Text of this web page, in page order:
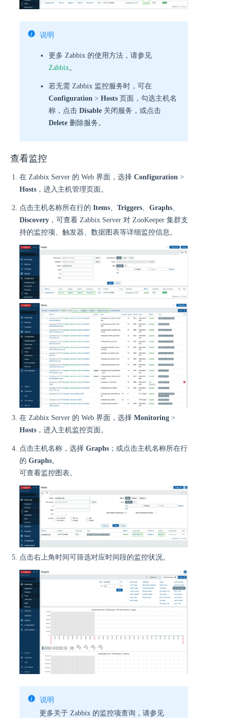
说明
更多 Zabbix 的使用方法，请参见
Zabbix。
若无需 Zabbix 监控服务时，可在
Configuration > Hosts 页面，勾选主机名
称，点击 Disable 关闭服务，或点击
Delete 删除服务。
查看监控
在 Zabbix Server 的 Web 界面，选择 Configuration >
Hosts ，进入主机管理页面。
点击主机名称所在行的 Items、 Triggers、 Graphs、
Discovery ，可查看 Zabbix Server 对 ZooKeeper 集群支
持的监控项、触发器、数据图表等详细监控信息。
在 Zabbix Server 的 Web 界面，选择 Monitoring >
Hosts ，进入主机监控页面。
点击主机名称，选择 Graphs ；或点击主机名称所在行
的 Graphs。
可查看监控图表。
点击右上角时间可筛选对应时间段的监控状况。
说明
更多关于 Zabbix 的监控项查询，请参见